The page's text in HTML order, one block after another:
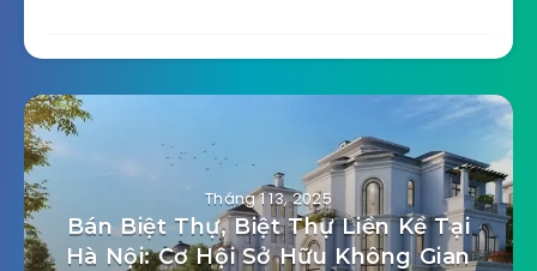
Tháng 1 13, 2025
Bán Biệt Thự, Biệt Thự Liền Kề Tại
Hà Nội: Cơ Hội Sở Hữu Không Gian